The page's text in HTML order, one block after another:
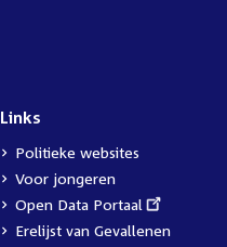
Links
Politieke websites
Voor jongeren
External
link:
Open Data Portaal
Erelijst van Gevallenen